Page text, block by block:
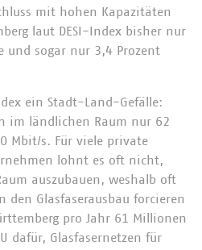
mit hohen Kapazitäten
laut DESI-Index bisher nur
und sogar nur 3,4 Prozent
ein Stadt-Land-Gefälle:
im ländlichen Raum nur 62
Mbit/s. Für viele private
lohnt es oft nicht,
auszubauen, weshalb oft
den Glasfaserausbau forcieren
pro Jahr 61 Millionen
dafür, Glasfasernetzen für